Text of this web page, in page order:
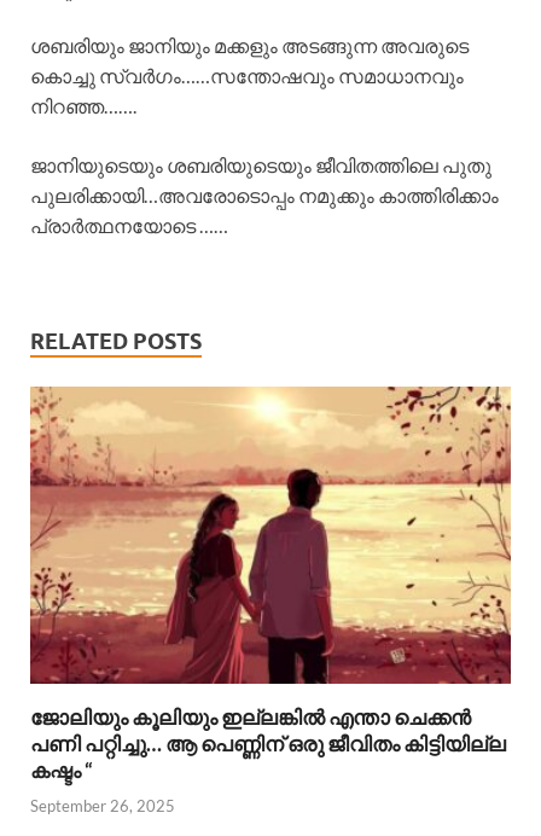
ശബരിയും ജാനിയും മക്കളും അടങ്ങുന്ന അവരുടെ
കൊച്ചു സ്വർഗം……സന്തോഷവും സമാധാനവും
നിറഞ്ഞ…….
ജാനിയുടെയും ശബരിയുടെയും ജീവിതത്തിലെ പുതു
പുലരിക്കായി…അവരോടൊപ്പം നമുക്കും കാത്തിരിക്കാം
പ്രാർത്ഥനയോടെ ……
RELATED POSTS
ജോലിയും കൂലിയും ഇല്ലങ്കിൽ എന്താ ചെക്കൻ
പണി പറ്റിച്ചു… ആ പെണ്ണിന് ഒരു ജീവിതം കിട്ടിയില്ല
കഷ്ടം “
September 26, 2025